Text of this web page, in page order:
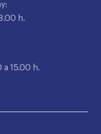
h.
a 15.00 h.